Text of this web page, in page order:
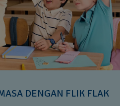
DENGAN FLIK FLAK